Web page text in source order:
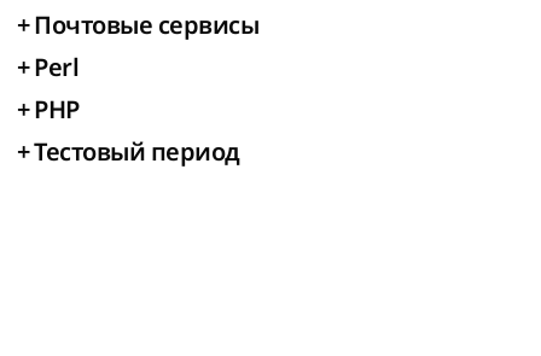
+Почтовые сервисы
+Perl
+PHP
+Тестовый период